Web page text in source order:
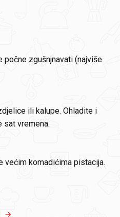
počne zgušnjnavati (najviše
ili kalupe. Ohladite i
sat vremena.
većim komadićima pistacija.